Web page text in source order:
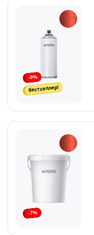
-9%
бестселлер!
-7%